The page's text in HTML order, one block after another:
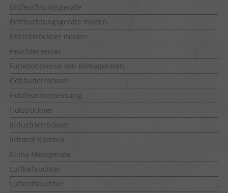
Entfeuchtungsgeräte
Entfeuchtungsgeräte mieten
Estrichtrockner mieten
Feuchtemesser
Funktionsweise von Klimageräten
Gebäudetrockner
Holzfeuchtemessung
Holztrockner
Industrietrockner
Infrarot Kamera
Klima Messgeräte
Luftbefeuchter
Luftentfeuchter